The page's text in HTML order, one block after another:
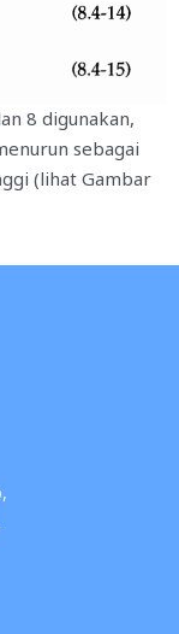
8 digunakan,
sebagai
(lihat Gambar